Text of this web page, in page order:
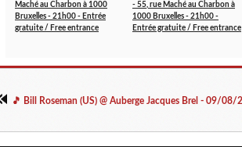
Maché au Charbon à 1000
Bruxelles - 21h00 - Entrée
gratuite / Free entrance
- 55, rue Maché au Charbon à
1000 Bruxelles - 21h00 -
Entrée gratuite / Free entrance